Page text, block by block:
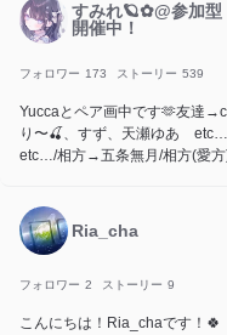
すみれ🪐✿@参加型
開催中！
フォロワー 173 ストーリー 539
Yuccaとペア画中です🫶友達
り〜🍒、すず、天瀬ゆあ
etc…/相方→五条無月/相方(愛
Ria_cha
フォロワー 2 ストーリー 9
こんにちは！Ria_chaです！🍀